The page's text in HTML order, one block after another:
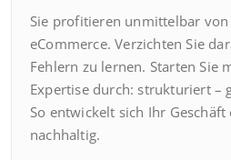
Sie profitieren unmittelbar von
eCommerce. Verzichten Sie
Fehlern zu lernen. Starten Sie
Expertise durch: strukturiert –
So entwickelt sich Ihr
nachhaltig.